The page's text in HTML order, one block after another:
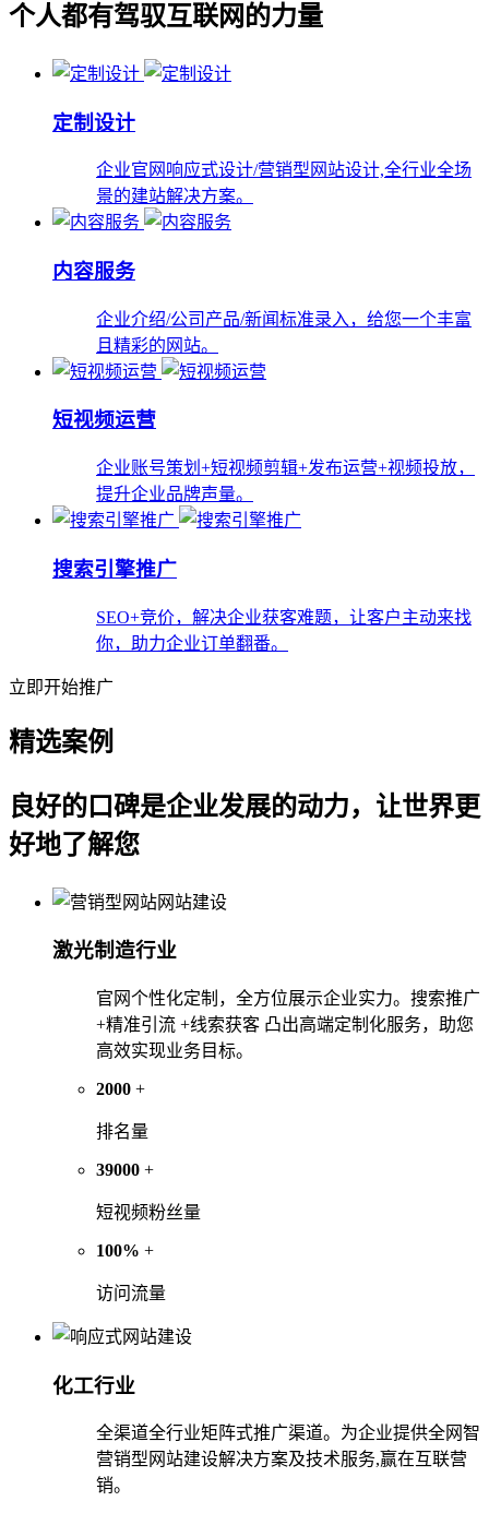
个人都有驾驭互联网的力量
定制设计
企业官网响应式设计/营销型网站设计,全行业全场
景的建站解决方案。
内容服务
企业介绍/公司产品/新闻标准录入，给您一个丰富
且精彩的网站。
短视频运营
企业账号策划+短视频剪辑+发布运营+视频投放，
提升企业品牌声量。
搜索引擎推广
SEO+竞价，解决企业获客难题，让客户主动来找
你，助力企业订单翻番。
立即开始推广
精选案例
良好的口碑是企业发展的动力，让世界更
好地了解您
激光制造行业
官网个性化定制，全方位展示企业实力。搜索推广
+精准引流 +线索获客 凸出高端定制化服务，助您
高效实现业务目标。
2000 +
排名量
39000 +
短视频粉丝量
100% +
访问流量
化工行业
全渠道全行业矩阵式推广渠道。为企业提供全网智
营销型网站建设解决方案及技术服务,赢在互联营
销。